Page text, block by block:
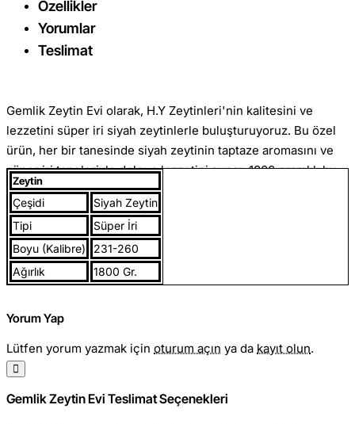
Özellikler
Yorumlar
Teslimat
Gemlik Zeytin Evi olarak, H.Y Zeytinleri'nin kalitesini ve
lezzetini süper iri siyah zeytinlerle buluşturuyoruz. Bu özel
ürün, her bir tanesinde siyah zeytinin taptaze aromasını ve
süper iri taneleriyle dolgun lezzetini sunar. 1800 gramlık bu
ürün ambalajında, her kilogramda 231 - 260 adet zeytin
bulunur ve her bir zeytin, özenle seçilip işlenmiştir.
Gemlik Zeytini, Marmara Bölgesi'nin incisi olarak bilinir ve
dünyaca ünlüdür. Muratoba Köyü'nün bereketli topraklarında
sayesinde benzersiz bir tat ve aroma kazanır. Muratoba
geleneği ile kalitesini korur ve her bir zeytin tanesi büyük bir
özenle hasat edilir. Doğal yöntemlerle işlenen siyah
zeytinler, sofralarınıza farklı ve lezzetli bir tat sunar.
Zeytin
Çeşidi
Siyah Zeytin
Tipi
Süper İri
Boyu (Kalibre)
231-260
Ağırlık
1800 Gr.
Yorum Yap
Lütfen yorum yazmak için oturum açın ya da kayıt olun.
Gemlik Zeytin Evi Teslimat Seçenekleri